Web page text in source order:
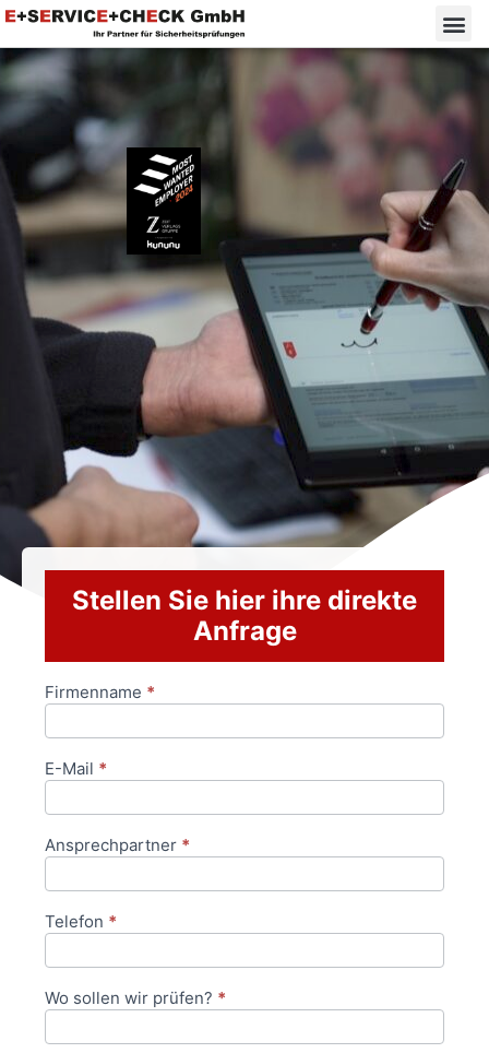
Stellen Sie hier ihre direkte
Anfrage
Anfrageformular
Firmenname *
E-Mail *
Ansprechpartner *
Telefon *
Wo sollen wir prüfen? *